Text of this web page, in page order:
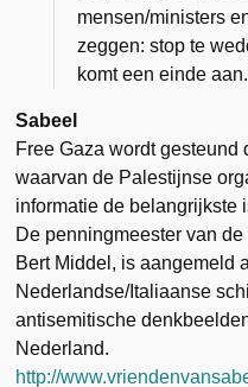
mensen/ministers
zeggen: stop te
komt een einde
Sabeel
Free Gaza wordt
waarvan de Palestijnse
informatie de belangrijkste
De penningmeester van
Bert Middel, is aangemeld
Nederlandse/Italiaanse
antisemitische
Nederland.
http://